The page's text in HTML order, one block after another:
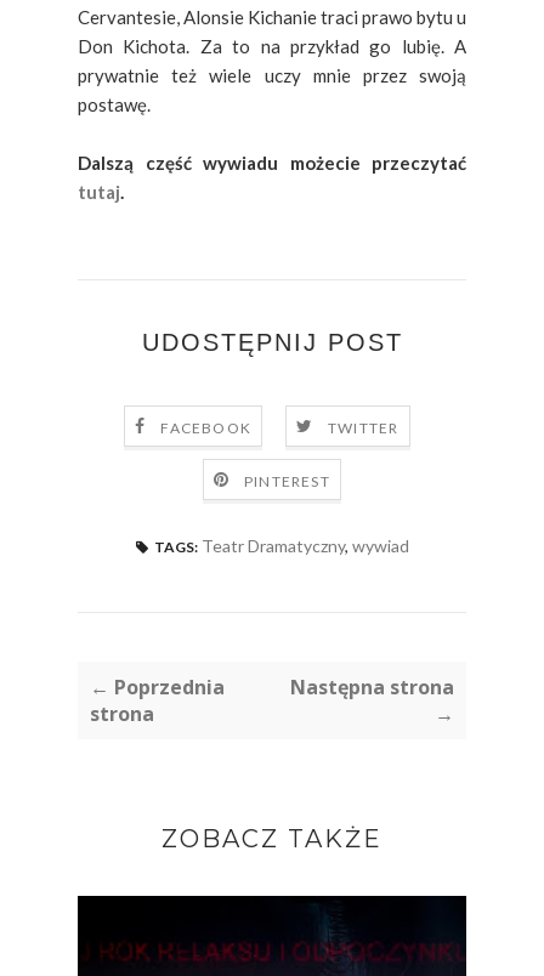
Cervantesie, Alonsie Kichanie traci prawo bytu u
Don Kichota. Za to na przykład go lubię. A
prywatnie też wiele uczy mnie przez swoją
postawę.
Dalszą część wywiadu możecie przeczytać
tutaj.
UDOSTĘPNIJ POST
FACEBOOK TWITTER
PINTEREST
TAGS: Teatr Dramatyczny, wywiad
← Poprzednia
strona
Następna strona
→
ZOBACZ TAKŻE